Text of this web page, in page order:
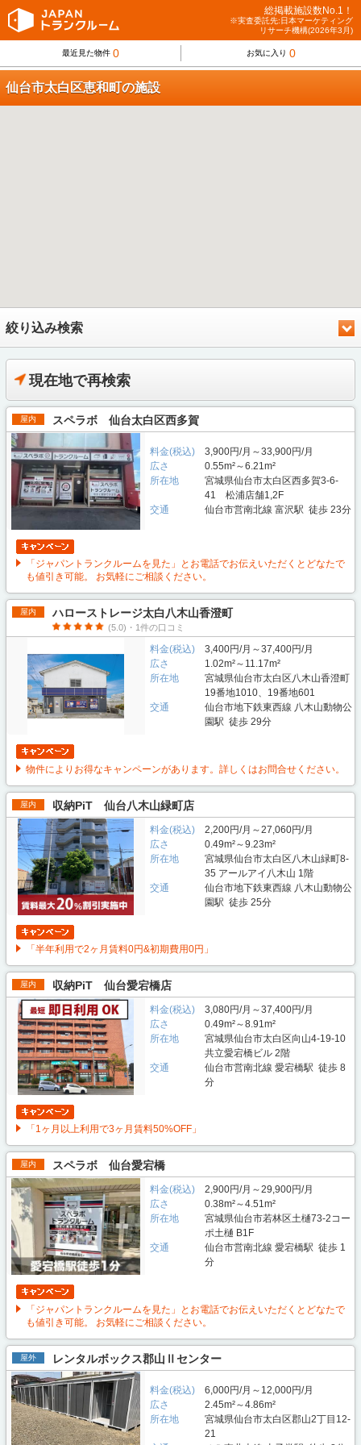
総掲載施設数No.1！
※実査委託先:日本マーケティング
リサーチ機構(2026年3月)
最近見た物件 0 お気に入り 0
仙台市太白区恵和町の施設
絞り込み検索
現在地で再検索
屋内 スペラボ 仙台太白区西多賀
料金(税込)
3,900円/月～33,900円/月
広さ
0.55m²～6.21m²
所在地
宮城県仙台市太白区西多賀3-6-
41 松浦店舗1,2F
交通
仙台市営南北線 富沢駅 徒歩 23分
「ジャパントランクルームを見た」とお電話でお伝えいただくとどなたで
も値引き可能。 お気軽にご相談ください。
屋内 ハローストレージ太白八木山香澄町
(5.0)・1件の口コミ
料金(税込)
3,400円/月～37,400円/月
広さ
1.02m²～11.17m²
所在地
宮城県仙台市太白区八木山香澄町
19番地1010、19番地601
交通
仙台市地下鉄東西線 八木山動物公
園駅 徒歩 29分
物件によりお得なキャンペーンがあります。詳しくはお問合せください。
屋内 収納PiT 仙台八木山緑町店
料金(税込)
2,200円/月～27,060円/月
広さ
0.49m²～9.23m²
所在地
宮城県仙台市太白区八木山緑町8-
35 アールアイ八木山 1階
交通
仙台市地下鉄東西線 八木山動物公
園駅 徒歩 25分
「半年利用で2ヶ月賃料0円&初期費用0円」
屋内 収納PiT 仙台愛宕橋店
料金(税込)
3,080円/月～37,400円/月
広さ
0.49m²～8.91m²
所在地
宮城県仙台市太白区向山4-19-10
共立愛宕橋ビル 2階
交通
仙台市営南北線 愛宕橋駅 徒歩 8
分
「1ヶ月以上利用で3ヶ月賃料50%OFF」
屋内 スペラボ 仙台愛宕橋
料金(税込)
2,900円/月～29,900円/月
広さ
0.38m²～4.51m²
所在地
宮城県仙台市若林区土樋73-2コー
ポ土樋 B1F
交通
仙台市営南北線 愛宕橋駅 徒歩 1
分
「ジャパントランクルームを見た」とお電話でお伝えいただくとどなたで
も値引き可能。 お気軽にご相談ください。
屋外 レンタルボックス郡山Ⅱセンター
料金(税込)
6,000円/月～12,000円/月
広さ
2.45m²～4.86m²
所在地
宮城県仙台市太白区郡山2丁目12-
21